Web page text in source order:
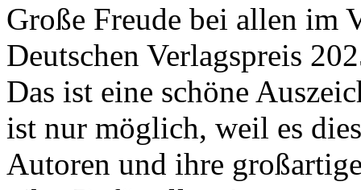
Große Freude bei allen im
Deutschen Verlagspreis
Das ist eine schöne
ist nur möglich, weil es
Autoren und ihre